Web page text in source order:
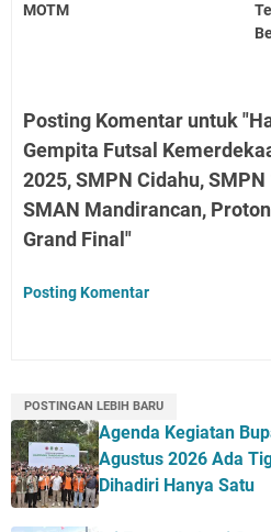
MOTM
Posting Komentar untuk
Gempita Futsal
2025, SMPN Cidahu,
SMAN Mandirancan,
Grand Final"
Posting Komentar
POSTINGAN LEBIH BARU
Agenda Kegiatan
Agustus 2026 Ada
Dihadiri Hanya Satu